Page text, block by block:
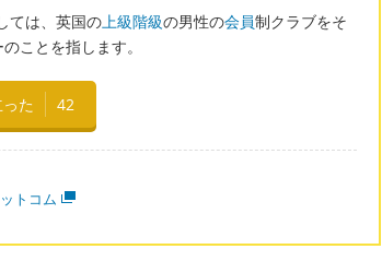
ては、英国の上級階級の男性の会員制クラブをそ
ことを指します。
た 42
トコム